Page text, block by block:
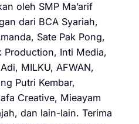
oleh SMP Ma’arif
dari BCA Syariah,
Sate Pak Pong,
Production, Inti Media,
MILKU, AFWAN,
Putri Kembar,
Creative, Mieayam
dan lain-lain. Terima